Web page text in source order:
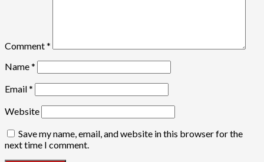
Comment*
Name*
Email*
Website
Save my name, email, and website in this browser for the
next time I comment.